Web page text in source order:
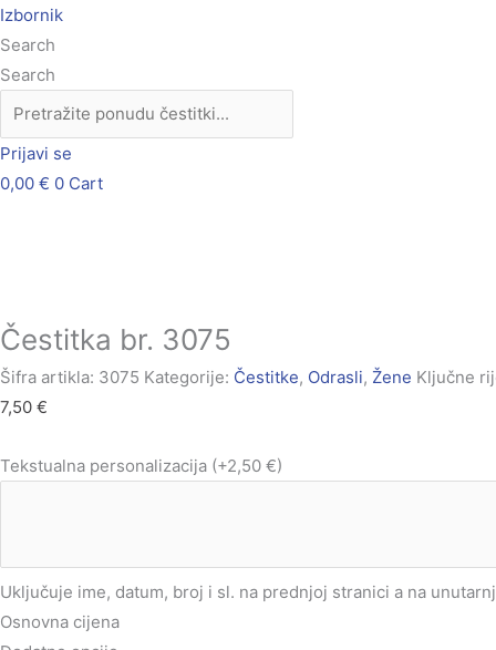
Skip
to
content
Izbornik
Search
Search
Prijavi se
0,00 € 0 Cart
Čestitka br. 3075
Šifra artikla: 3075 Kategorije: Čestitke, Odrasli, Žene Ključne
7,50 €
Tekstualna personalizacija (+2,50 €)
Uključuje ime, datum, broj i sl. na prednjoj stranici a na
Osnovna cijena
Čestitka
br.
3075
količina